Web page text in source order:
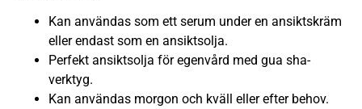
Kan användas som ett serum under en ansiktskräm
eller endast som en ansiktsolja.
Perfekt ansiktsolja för egenvård med gua sha-
verktyg.
Kan användas morgon och kväll eller efter behov.